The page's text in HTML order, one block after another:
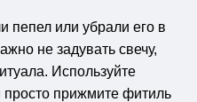
пепел или убрали его в
не задувать свечу,
Используйте
просто прижмите фитиль